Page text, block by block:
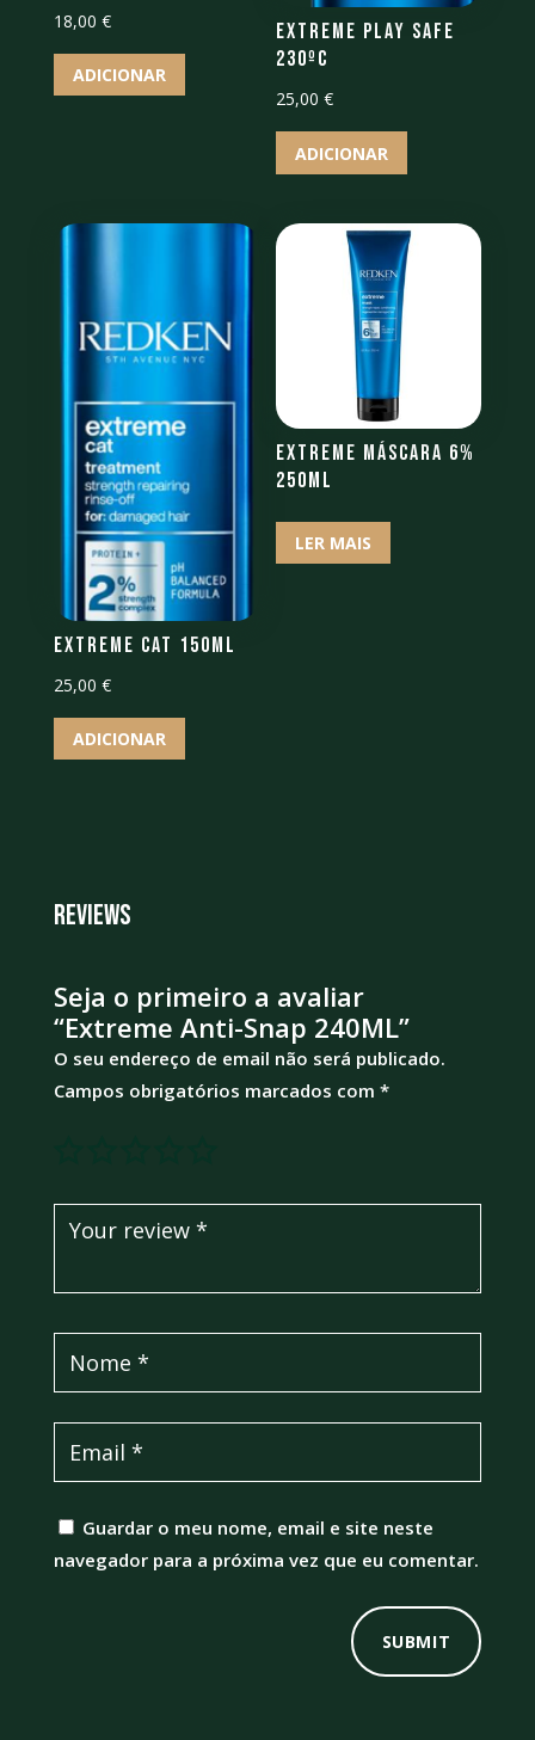
18,00 €
ADICIONAR
Extreme Play Safe
230ºc
25,00€
ADICIONAR
Extreme CAT 150ML
25,00 €
ADICIONAR
Extreme Máscara 6%
250ML
LER MAIS
Reviews
Seja o primeiro a avaliar
“Extreme Anti-Snap 240ML”
O seu endereço de email não será publicado.
Campos obrigatórios marcados com *
Guardar o meu nome, email e site neste
navegador para a próxima vez que eu comentar.
SUBMIT